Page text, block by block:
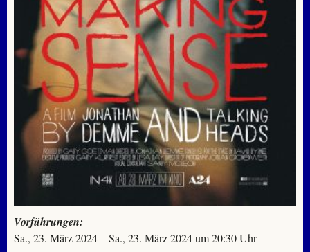
Vorführungen:
Sa., 23. März 2024 – Sa., 23. März 2024 um 20:30 Uhr